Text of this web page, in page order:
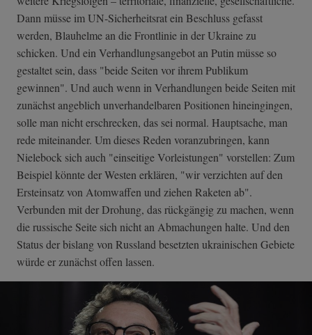
Dann müsse im UN-Sicherheitsrat ein Beschluss gefasst
werden, Blauhelme an die Frontlinie in der Ukraine zu
schicken. Und ein Verhandlungsangebot an Putin müsse so
gestaltet sein, dass "beide Seiten vor ihrem Publikum
gewinnen". Und auch wenn in Verhandlungen beide Seiten mit
zunächst angeblich unverhandelbaren Positionen hineingingen,
solle man nicht erschrecken, das sei normal. Hauptsache, man
rede miteinander. Um dieses Reden voranzubringen, kann
Nielebock sich auch "einseitige Vorleistungen" vorstellen: Zum
Beispiel könnte der Westen erklären, "wir verzichten auf den
Ersteinsatz von Atomwaffen und ziehen Raketen ab".
Verbunden mit der Drohung, das rückgängig zu machen, wenn
die russische Seite sich nicht an Abmachungen halte. Und den
Status der bislang von Russland besetzten ukrainischen Gebiete
würde er zunächst offen lassen.